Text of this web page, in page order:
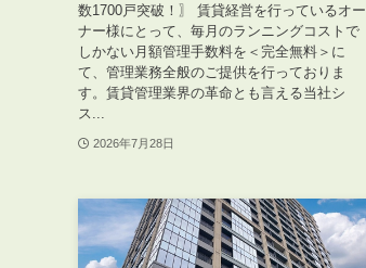
数1700戸突破！〗 賃貸経営を行っているオー
ナー様にとって、毎月のランニングコストで
しかない月額管理手数料を＜完全無料＞に
て、管理業務全般のご提供を行っておりま
す。賃貸管理業界の革命とも言える当社シ
ス...
2026年7月28日